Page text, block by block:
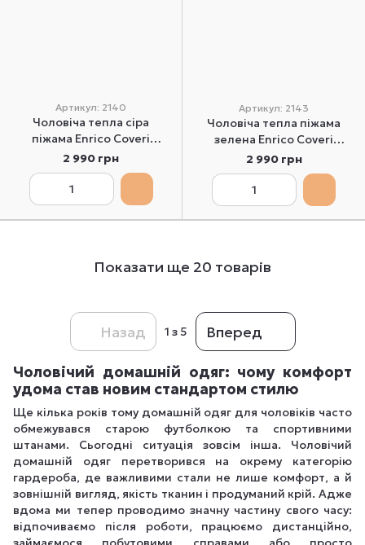
Артикул: 2140
Чоловіча тепла сіра
піжама Enrico Coveri
EP2140 M
2 990 грн
Артикул: 2143
Чоловіча тепла піжама
зелена Enrico Coveri
EP2143 M
2 990 грн
Показати ще 20 товарів
Назад 1 з 5 Вперед
Чоловічий домашній одяг: чому комфорт
удома став новим стандартом стилю
Ще кілька років тому домашній одяг для чоловіків часто
обмежувався старою футболкою та спортивними
штанами. Сьогодні ситуація зовсім інша. Чоловічий
домашній одяг перетворився на окрему категорію
гардероба, де важливими стали не лише комфорт, а й
зовнішній вигляд, якість тканин і продуманий крій. Адже
вдома ми тепер проводимо значну частину свого часу:
відпочиваємо після роботи, працюємо дистанційно,